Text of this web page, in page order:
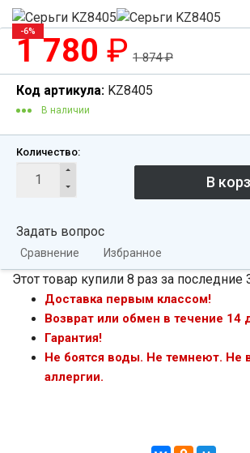
-6%
1 780 ₽ 1 874₽
Код артикула: KZ8405
В наличии
Количество:
Задать вопрос
Сравнение Избранное
Этот товар купили 8 раз за последние
Доставка первым классом!
Возврат или обмен в течение 14
Гарантия!
Не боятся воды. Не темнеют. Не
аллергии.